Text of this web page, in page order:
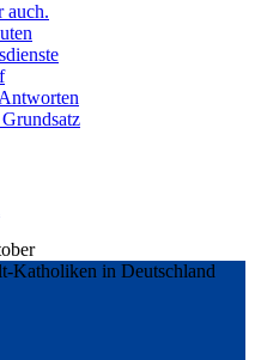
auch.
Katholiken in Deutschland